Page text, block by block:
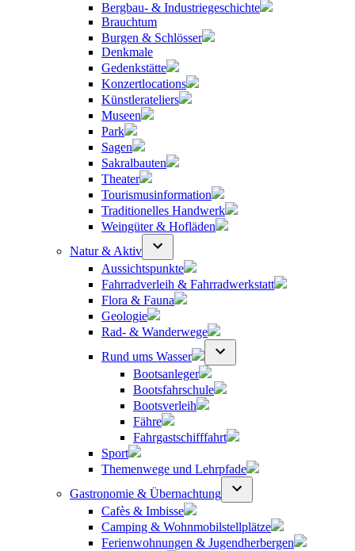
Bergbau- & Industriegeschichte
Brauchtum
Burgen & Schlösser
Denkmale
Gedenkstätte
Konzertlocations
Künstlerateliers
Museen
Park
Sagen
Sakralbauten
Theater
Tourismusinformation
Traditionelles Handwerk
Weingüter & Hofläden
Natur & Aktiv
Aussichtspunkte
Fahrradverleih & Fahrradwerkstatt
Flora & Fauna
Geologie
Rad- & Wanderwege
Rund ums Wasser
Bootsanleger
Bootsfahrschule
Bootsverleih
Fähre
Fahrgastschifffahrt
Sport
Themenwege und Lehrpfade
Gastronomie & Übernachtung
Cafès & Imbisse
Camping & Wohnmobilstellplätze
Ferienwohnungen & Jugendherbergen